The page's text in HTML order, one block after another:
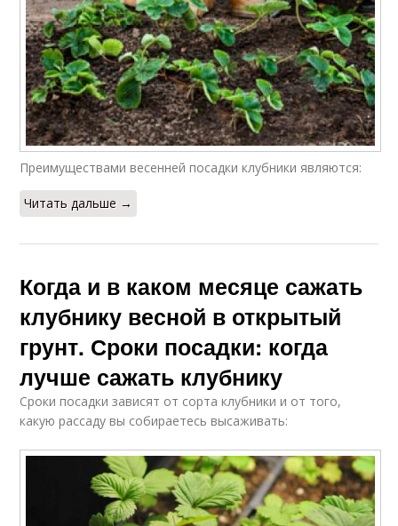
Преимуществами весенней посадки клубники являются:
Читать дальше →
Когда и в каком месяце сажать
клубнику весной в открытый
грунт. Сроки посадки: когда
лучше сажать клубнику
Сроки посадки зависят от сорта клубники и от того,
какую рассаду вы собираетесь высаживать: